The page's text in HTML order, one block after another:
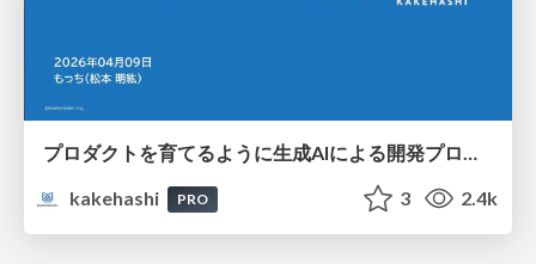
プロダクトを育てるように生成AIによる開発プロセスを育てよう
kakehashi
PRO 3 2.4k